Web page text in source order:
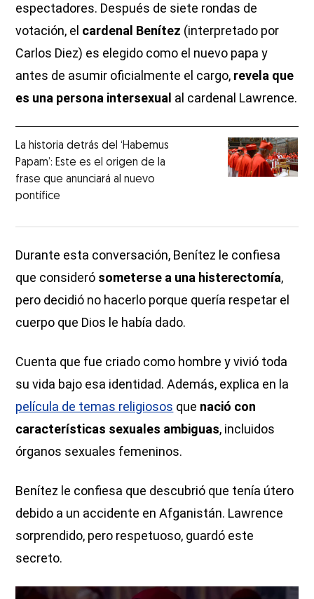
espectadores. Después de siete rondas de
votación, el cardenal Benítez (interpretado por
Carlos Diez) es elegido como el nuevo papa y
antes de asumir oficialmente el cargo, revela que
es una persona intersexual al cardenal Lawrence.
La historia detrás del ‘Habemus
Papam’: Este es el origen de la
frase que anunciará al nuevo
pontífice
Durante esta conversación, Benítez le confiesa
que consideró someterse a una histerectomía,
pero decidió no hacerlo porque quería respetar el
cuerpo que Dios le había dado.
Cuenta que fue criado como hombre y vivió toda
su vida bajo esa identidad. Además, explica en la
película de temas religiosos que nació con
características sexuales ambiguas, incluidos
órganos sexuales femeninos.
Benítez le confiesa que descubrió que tenía útero
debido a un accidente en Afganistán. Lawrence
sorprendido, pero respetuoso, guardó este
secreto.